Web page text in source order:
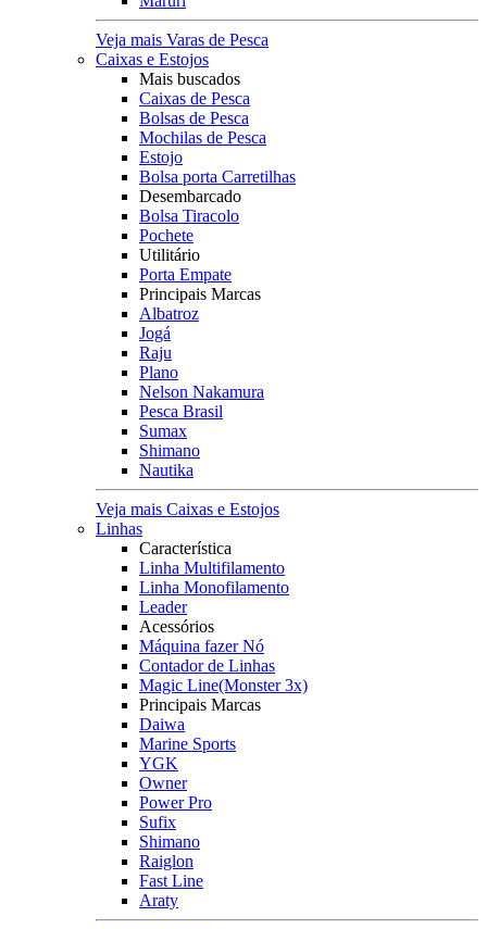
Veja mais Varas de Pesca
Caixas e Estojos
Mais buscados
Caixas de Pesca
Bolsas de Pesca
Mochilas de Pesca
Estojo
Bolsa porta Carretilhas
Desembarcado
Bolsa Tiracolo
Pochete
Utilitário
Porta Empate
Principais Marcas
Albatroz
Jogá
Raju
Plano
Nelson Nakamura
Pesca Brasil
Sumax
Shimano
Nautika
Veja mais Caixas e Estojos
Linhas
Característica
Linha Multifilamento
Linha Monofilamento
Leader
Acessórios
Máquina fazer Nó
Contador de Linhas
Magic Line(Monster 3x)
Principais Marcas
Daiwa
Marine Sports
YGK
Owner
Power Pro
Sufix
Shimano
Raiglon
Fast Line
Araty